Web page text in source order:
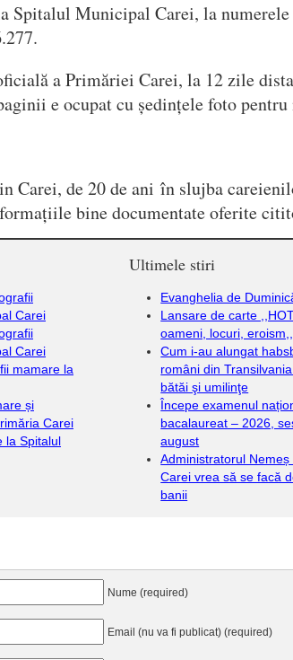
Spitalul Municipal Carei, la numerele
a Primăriei Carei, la 12 zile
e ocupat cu ședințele foto
Carei, de 20 de ani în slujba
bine documentate oferite
Carei
Carei
mamare la
și
Carei
la Spitalul
Ultimele stiri
Evanghelia de
Lansare de carte
oameni, locuri, eroism,,
Cum i-au alungat
români din
bătăi şi umilinţe
Începe examenul
bacalaureat – 2026,
august
Administratorul
Carei vrea să se facă
banii
Nume (required)
Email (nu va fi publicat) (required)